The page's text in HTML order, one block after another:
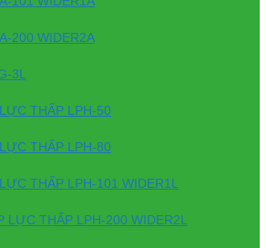
200 WIDER2A
3L
THẤP LPH-50
THẤP LPH-80
THẤP LPH-101 WIDER1L
LỰC THẤP LPH-200 WIDER2L